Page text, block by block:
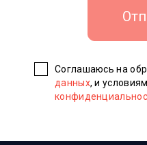
Соглашаюсь на
данных, и